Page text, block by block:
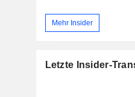
Mehr Insider
Letzte Insider-